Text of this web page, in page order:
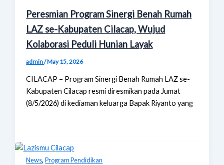
Peresmian Program Sinergi Benah Rumah
LAZ se-Kabupaten Cilacap, Wujud
Kolaborasi Peduli Hunian Layak
admin/May 15, 2026
CILACAP – Program Sinergi Benah Rumah LAZ se-
Kabupaten Cilacap resmi diresmikan pada Jumat
(8/5/2026) di kediaman keluarga Bapak Riyanto yang
News,Program Pendidikan